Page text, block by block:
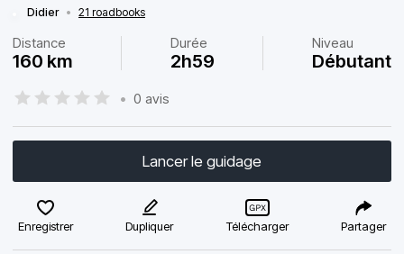
Didier • 21 roadbooks
Distance
160 km
Durée
2h59
Niveau
Débutant
• 0 avis
Lancer le guidage
Enregistrer Dupliquer Télécharger Partager